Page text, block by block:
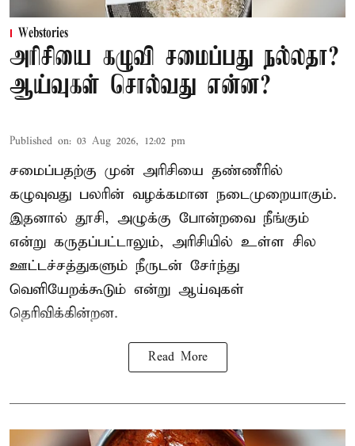
Webstories
அரிசியை கழுவி சமைப்பது நல்லதா?
ஆய்வுகள் சொல்வது என்ன?
Published on: 03 Aug 2026, 12:02 pm
சமைப்பதற்கு முன் அரிசியை தண்ணீரில்
கழுவுவது பலரின் வழக்கமான நடைமுறையாகும்.
இதனால் தூசி, அழுக்கு போன்றவை நீங்கும்
என்று கருதப்பட்டாலும், அரிசியில் உள்ள சில
ஊட்டச்சத்துகளும் நீருடன் சேர்ந்து
வெளியேறக்கூடும் என்று ஆய்வுகள்
தெரிவிக்கின்றன.
Read More